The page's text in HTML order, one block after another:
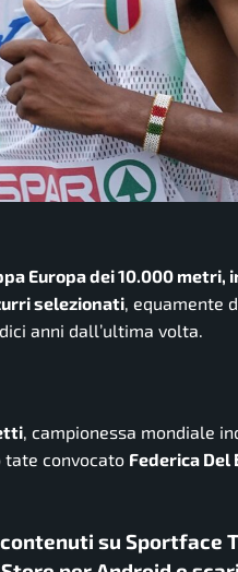
Europa dei 10.000 metri,
selezionati , equamente
anni dall’ultima volta.
, campionessa mondiale
tate convocato Federica Del
su Sportface